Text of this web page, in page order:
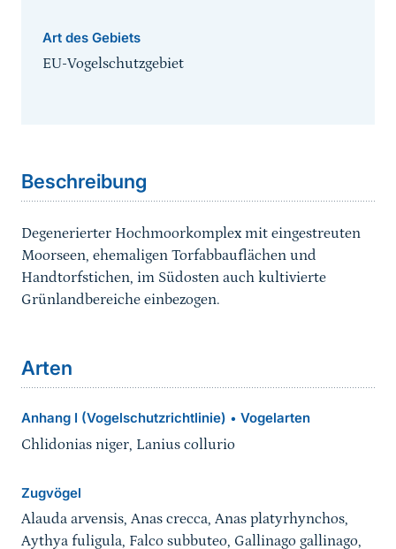
Art des Gebiets
EU-Vogelschutzgebiet
Beschreibung
Degenerierter Hochmoorkomplex mit eingestreuten
Moorseen, ehemaligen Torfabbauflächen und
Handtorfstichen, im Südosten auch kultivierte
Grünlandbereiche einbezogen.
Arten
Anhang I (Vogelschutzrichtlinie) • Vogelarten
Chlidonias niger, Lanius collurio
Zugvögel
Alauda arvensis, Anas crecca, Anas platyrhynchos,
Aythya fuligula, Falco subbuteo, Gallinago gallinago,